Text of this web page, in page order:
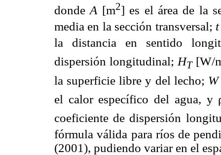
dondeA [m2] es el área de la
media en la sección transversal; t
la distancia en sentido
dispersión longitudinal; HT[W/
la superficie libre y del lecho; W
el calor específico del agua, y
coeficiente de dispersión
fórmula válida para ríos de
(2001), pudiendo variar en el